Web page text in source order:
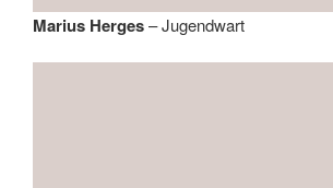
Marius Herges– Jugendwart